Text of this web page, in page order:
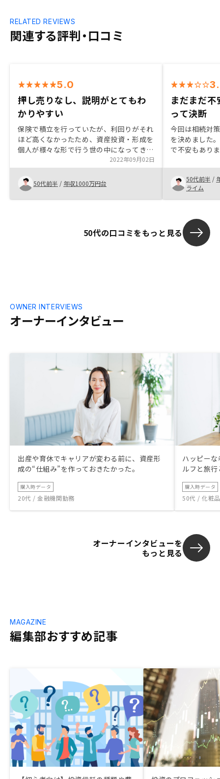
関連する評判・口コミ
RELATED REVIEWS
5.0
押し売りなし、説明がとてもわ
かりやすい
保険で積立を行っていたが、利回りがそれ
ほど高くなかったため、資産投資・形成を
個人が様々な形で行う世の中になってきて
いることを踏まえて、解約して返戻金をも
とに別の形での資産形成を検討することに
した。不動産投資以外は検討していない
が、話を聞いた結果信頼して任せてみよう
という気持ちになった。リスクを含めて説
2022年09月02日
50代前半 / 年収1000万円台
まだまだ
って決断
今回は相続対
を決めました
で不安もあり
た。 生命保険
るので購入を
おもいます。
50代前半 /
ライム
50代の口コミをもっと見る
オーナーインタビュー
OWNER INTERVIEWS
出産や育休でキャリアが変わる前に、資産形
成の“仕組み”を作っておきたかった。
購入時データ
20代 / 金融機関勤務
ハッピー
ルフと旅
購入時データ
50代 / 化粧
オーナーインタビューを
もっと見る
編集部おすすめ記事
MAGAZINE